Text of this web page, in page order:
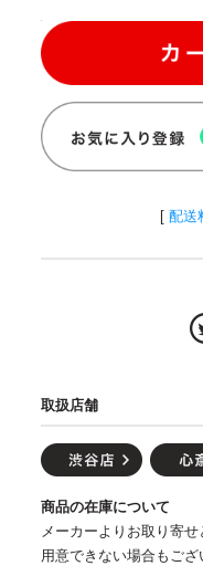
[ 配送
取扱店舗
商品の在庫について
メーカーよりお取り寄
用意できない場合もござ